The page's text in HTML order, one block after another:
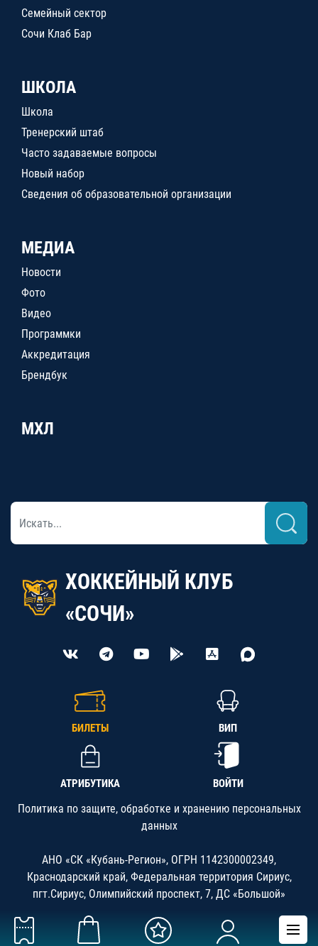
Семейный сектор
Сочи Клаб Бар
ШКОЛА
Школа
Тренерский штаб
Часто задаваемые вопросы
Новый набор
Сведения об образовательной организации
МЕДИА
Новости
Фото
Видео
Программки
Аккредитация
Брендбук
МХЛ
ХОККЕЙНЫЙ КЛУБ
«СОЧИ»
БИЛЕТЫ ВИП
АТРИБУТИКА ВОЙТИ
Политика по защите, обработке и хранению персональных
данных
АНО «СК «Кубань-Регион», ОГРН 1142300002349,
Краснодарский край, Федеральная территория Сириус,
пгт.Сириус, Олимпийский проспект, 7, ДС «Большой»